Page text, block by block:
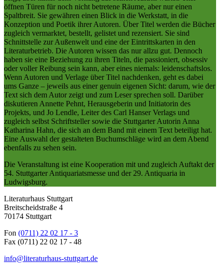
öffnen Türen für noch nicht betretene Räume, aber nur einen
Spaltbreit. Sie gewähren einen Blick in die Werkstatt, in die
Konzeption und Poetik ihrer Autoren. Über Titel werden die Bücher
zugleich vermarktet, bestellt, gelistet und rezensiert. Sie sind
Schnittstelle zur Außenwelt und eine der Eintrittskarten in den
Literaturbetrieb. Die Autoren wissen das nur allzu gut. Dennoch
haben sie eine Beziehung zu ihren Titeln, die passioniert, obsessiv
oder voller Reibung sein kann, aber eines niemals: leidenschaftslos.
Wenn Autoren und Verlage über Titel nachdenken, geht es dabei
ums Ganze – jeweils aus einer genuin eigenen Sicht: darum, wie der
Text sich dem Autor zeigt und zum Leser sprechen soll. Darüber
diskutieren Annette Pehnt, Herausgeberin und Initiatorin des
Projekts, und Jo Lendle, Leiter des Carl Hanser Verlags und
zugleich selbst Schriftsteller sowie die Stuttgarter Autorin Anna
Katharina Hahn, die sich an dem Band mit einem Text beteiligt hat.
Eine Auswahl der gestalteten Buchumschläge wird an dem Abend
ebenfalls zu sehen sein.
Die Veranstaltung ist eine Kooperation mit und zugleich Auftakt der
54. Stuttgarter Antiquariatsmesse und der 29. Antiquaria in
Ludwigsburg.
Literaturhaus Stuttgart
Breitscheidstraße 4
70174 Stuttgart
Fon (0711) 22 02 17 - 3
Fax (0711) 22 02 17 - 48
info@literaturhaus-stuttgart.de